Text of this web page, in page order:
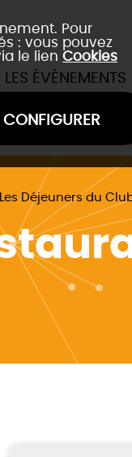
Pour
: vous pouvez
le lien Cookies
CONFIGURER
LES ÉVÈNEMENTS
Les Déjeuners du